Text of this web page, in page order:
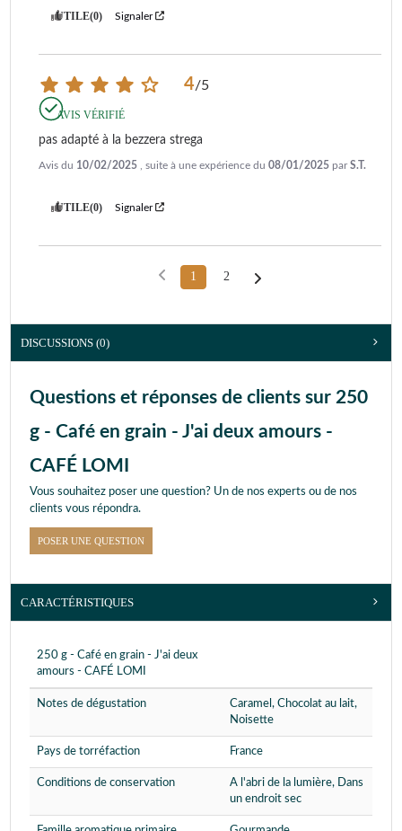
UTILE(0) Signaler
4/5
AVIS VÉRIFIÉ
pas adapté à la bezzera strega
Avis du 10/02/2025 , suite à une expérience du 08/01/2025 parS.T.
UTILE(0) Signaler
1 2
DISCUSSIONS (0)
Questions et réponses de clients sur 250
g - Café en grain - J'ai deux amours -
CAFÉ LOMI
Vous souhaitez poser une question? Un de nos experts ou de nos
clients vous répondra.
POSER UNE QUESTION
CARACTÉRISTIQUES
250 g - Café en grain - J'ai deux
amours - CAFÉ LOMI
Notes de dégustation
Caramel, Chocolat au lait,
Noisette
Pays de torréfaction France
Conditions de conservation
A l'abri de la lumière, Dans
un endroit sec